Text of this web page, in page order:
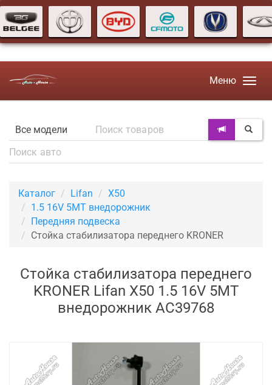
Меню
Каталог Lifan
X50
1.5 16V 5MT внедорожник
Передняя подвеска
Стойка стабилизатора переднего KRONER
Стойка стабилизатора переднего
KRONER Lifan X50 1.5 16V 5MT
внедорожник AC39768